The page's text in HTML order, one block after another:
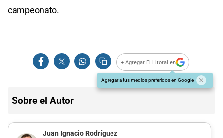
campeonato.
+ Agregar El Litoral en
Agregar a tus medios preferidos en Google
Sobre el Autor
Juan Ignacio Rodríguez